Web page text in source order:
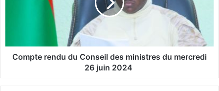
a
n
d
u
Compte rendu du Conseil des ministres du mercredi
26 juin 2024